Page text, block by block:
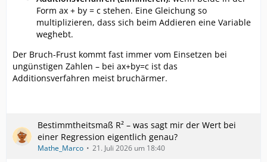
Form ax + by = c stehen. Eine Gleichung so
multiplizieren, dass sich beim Addieren eine Variable
weghebt.
Der Bruch-Frust kommt fast immer vom Einsetzen bei
ungünstigen Zahlen – bei ax+by=c ist das
Additionsverfahren meist bruchärmer.
Bestimmtheitsmaß R² – was sagt mir der Wert bei
einer Regression eigentlich genau?
Mathe_Marco 21. Juli 2026 um 18:40